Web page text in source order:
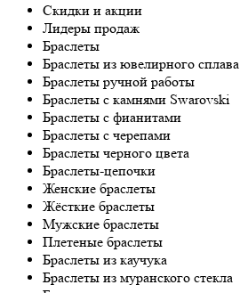
Скидки и акции
Лидеры продаж
Браслеты
Браслеты из ювелирного сплава
Браслеты ручной работы
Браслеты с камнями Swarovski
Браслеты с фианитами
Браслеты с черепами
Браслеты черного цвета
Браслеты-цепочки
Женские браслеты
Жёсткие браслеты
Мужские браслеты
Плетеные браслеты
Браслеты из каучука
Браслеты из муранского стекла